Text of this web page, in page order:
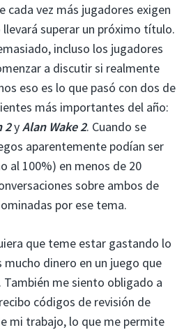
cada vez más jugadores exigen
superar un próximo título.
incluso los jugadores
a discutir si realmente
eso es lo que pasó con dos de
más importantes del año:
2yAlan Wake 2. Cuando se
aparentemente podían ser
al 100%) en menos de 20
sobre ambos de
por ese tema.
que teme estar gastando lo
mucho dinero en un juego que
También me siento obligado a
códigos de revisión de
mi trabajo, lo que me permite